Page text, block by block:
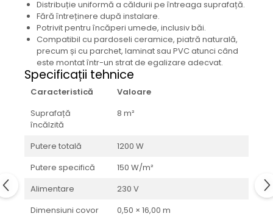
Distribuție uniformă a căldurii pe întreaga suprafață.
Fără întreținere după instalare.
Potrivit pentru încăperi umede, inclusiv băi.
Compatibil cu pardoseli ceramice, piatră naturală,
precum și cu parchet, laminat sau PVC atunci când
este montat într-un strat de egalizare adecvat.
Specificații tehnice
Caracteristică
Valoare
Suprafață
încălzită
8 m²
Putere totală
1200 W
Putere specifică
150 W/m²
Alimentare
230 V
Dimensiuni covor
0,50 × 16,00 m